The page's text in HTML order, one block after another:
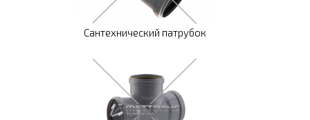
Сантехнический патрубок